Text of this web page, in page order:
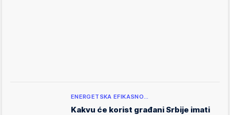
ENERGETSKA EFIKASNO…
Kakvu će korist građani Srbije imati